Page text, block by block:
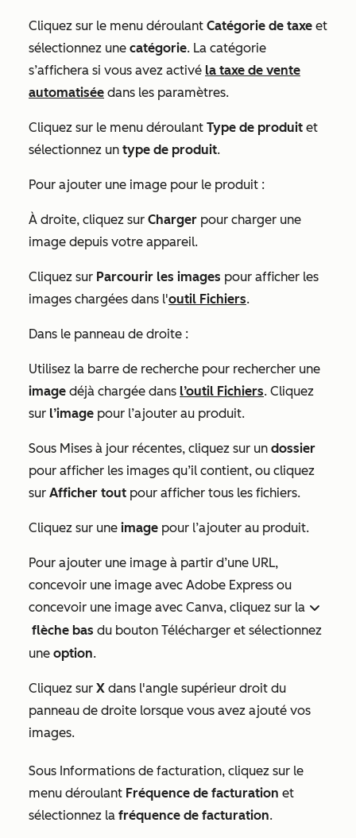
Cliquez sur le menu déroulant Catégorie de taxe et
sélectionnez une catégorie. La catégorie
s’affichera si vous avez activé la taxe de vente
automatisée dans les paramètres.
Cliquez sur le menu déroulant Type de produit et
sélectionnez un type de produit.
Pour ajouter une image pour le produit :
À droite, cliquez sur Charger pour charger une
image depuis votre appareil.
Cliquez sur Parcourir les images pour afficher les
images chargées dans l'outil Fichiers.
Dans le panneau de droite :
Utilisez la barre de recherche pour rechercher une
image déjà chargée dans l’outil Fichiers. Cliquez
sur l’image pour l’ajouter au produit.
Sous Mises à jour récentes, cliquez sur un dossier
pour afficher les images qu’il contient, ou cliquez
sur Afficher tout pour afficher tous les fichiers.
Cliquez sur une image pour l’ajouter au produit.
Pour ajouter une image à partir d’une URL,
concevoir une image avec Adobe Express ou
concevoir une image avec Canva, cliquez sur la down
flèche bas du bouton Télécharger et sélectionnez
une option.
Cliquez sur X dans l'angle supérieur droit du
panneau de droite lorsque vous avez ajouté vos
images.
Sous Informations de facturation, cliquez sur le
menu déroulant Fréquence de facturation et
sélectionnez la fréquence de facturation.